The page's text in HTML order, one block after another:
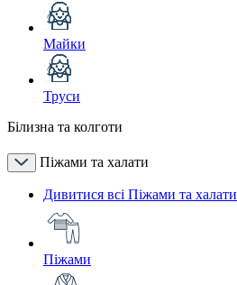
Майки
Труси
Білизна та колготи
Піжами та халати
Дивитися всі Піжами та халати
Піжами